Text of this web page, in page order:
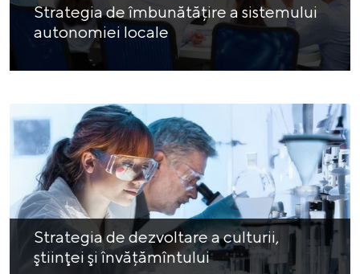
Strategia de îmbunătățire a sistemului
autonomiei locale
Strategia de dezvoltare a culturii,
ştiinţei şi învățămîntului